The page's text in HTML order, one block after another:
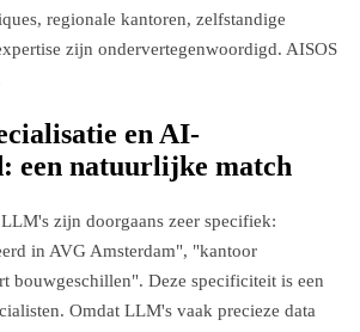
regionale kantoren, zelfstandige
zijn ondervertegenwoordigd. AISOS
en AI-
een natuurlijke match
zijn doorgaans zeer specifiek:
in AVG Amsterdam", "kantoor
bouwgeschillen". Deze specificiteit is een
Omdat LLM's vaak precieze data